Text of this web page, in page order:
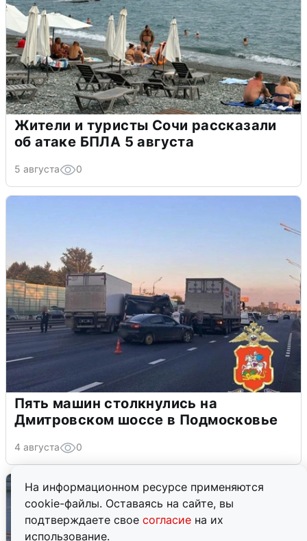
На информационном ресурсе применяются
cookie-файлы. Оставаясь на сайте, вы
подтверждаете свое согласие на их
использование.
Жители и туристы Сочи рассказали
об атаке БПЛА 5 августа
5 августа 0
Пять машин столкнулись на
Дмитровском шоссе в Подмосковье
4 августа 0